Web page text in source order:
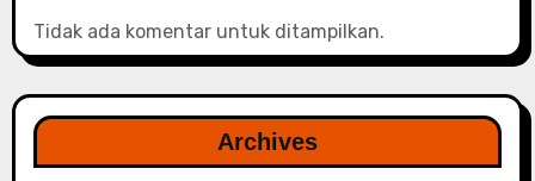
Tidak ada komentar untuk ditampilkan.
Archives